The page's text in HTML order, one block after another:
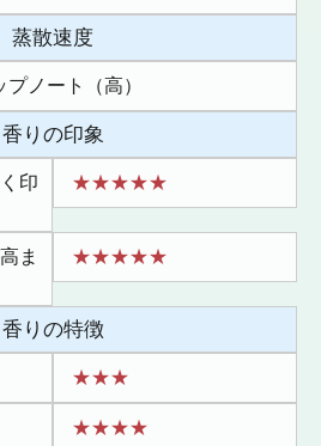
蒸散速度
プノート（高）
香りの印象
印
★★★★★
ま
★★★★★
香りの特徴
★★★
★★★★